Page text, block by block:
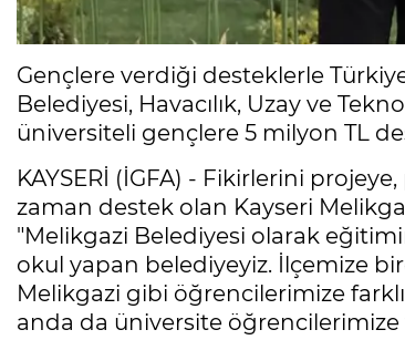
Gençlere verdiği desteklerle
Belediyesi, Havacılık, Uzay ve
üniversiteli gençlere 5 milyon TL
KAYSERİ (İGFA) - Fikirlerini
zaman destek olan Kayseri
"Melikgazi Belediyesi olarak
okul yapan belediyeyiz. İlçemize
Melikgazi gibi öğrencilerimize
anda da üniversite